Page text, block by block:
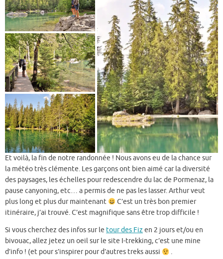
Et voilà, la fin de notre randonnée ! Nous avons eu de la chance sur
la météo très clémente. Les garçons ont bien aimé car la diversité
des paysages, les échelles pour redescendre du lac de Pormenaz, la
pause canyoning, etc… a permis de ne pas les lasser. Arthur veut
plus long et plus dur maintenant
C’est un très bon premier
itinéraire, j’ai trouvé. C’est magnifique sans être trop difficile !
Si vous cherchez des infos sur le tour des Fiz en 2 jours et/ou en
bivouac, allez jetez un oeil sur le site I-trekking, c’est une mine
d’info ! (et pour s’inspirer pour d’autres treks aussi
.